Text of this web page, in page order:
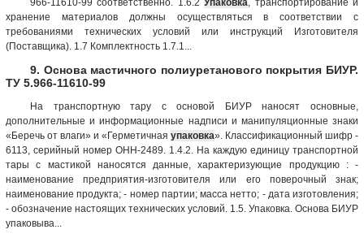
хранение материалов должны осуществляться в соответствии с
требованиями технических условий или инструкций Изготовителя
(Поставщика). 1.7 Комплектность 1.7.1...
9. Основа мастичного полиуретанового покрытия БИУР.
ТУ 5.966-11610-99
На транспортную тару с основой БИУР наносят основные,
дополнительные и информационные надписи и манипуляционные знаки
«Беречь от влаги» и «Герметичная упаковка». Классификационный шифр -
6113, серийный номер ОНН-2489. 1.4.2. На каждую единицу транспортной
тары с мастикой наносятся данные, характеризующие продукцию : -
наименование предприятия-изготовителя или его поверочный знак;
наименование продукта; - номер партии; масса нетто; - дата изготовления;
- обозначение настоящих технических условий. 1.5. Упаковка. Основа БИУР
упаковыва...